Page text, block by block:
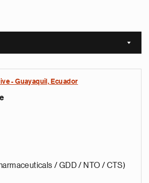
Sort
- Guayaquil, Ecuador
/ GDD / NTO / CTS)